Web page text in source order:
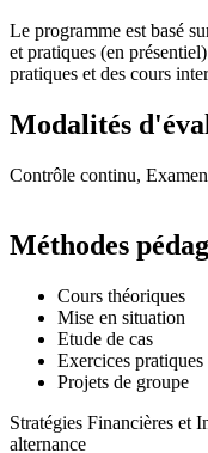
Le programme est basé
et pratiques (en
pratiques et des cours
Modalités
Contrôle continu,
Méthodes
Cours théoriques
Mise en situation
Etude de cas
Exercices pratiques
Projets de groupe
Stratégies Financières et
alternance